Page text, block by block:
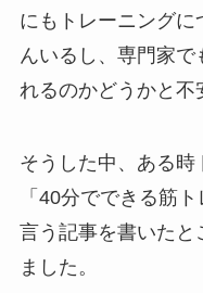
にもトレーニングに
んいるし、専門家で
れるのかどうかと不
そうした中、ある時
「40分でできる筋
言う記事を書いたと
ました。